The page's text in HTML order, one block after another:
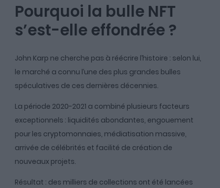
Pourquoi la bulle NFT
s’est-elle effondrée ?
John Karp ne cherche pas à réécrire l’histoire : selon lui,
le marché a connu l’une des plus grandes bulles
spéculatives de ces dernières décennies.
La période 2020-2021 a combiné plusieurs facteurs
exceptionnels : liquidités abondantes, engouement
pour les cryptomonnaies, médiatisation massive,
arrivée de célébrités et facilité de création de
nouveaux projets.
Résultat : des milliers de collections ont été lancées